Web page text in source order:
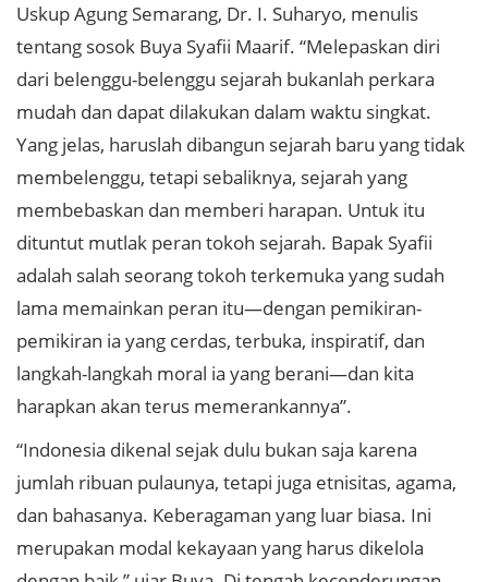
Uskup Agung Semarang, Dr. I. Suharyo, menulis
tentang sosok Buya Syafii Maarif. “Melepaskan diri
dari belenggu-belenggu sejarah bukanlah perkara
mudah dan dapat dilakukan dalam waktu singkat.
Yang jelas, haruslah dibangun sejarah baru yang tidak
membelenggu, tetapi sebaliknya, sejarah yang
membebaskan dan memberi harapan. Untuk itu
dituntut mutlak peran tokoh sejarah. Bapak Syafii
adalah salah seorang tokoh terkemuka yang sudah
lama memainkan peran itu—dengan pemikiran-
pemikiran ia yang cerdas, terbuka, inspiratif, dan
langkah-langkah moral ia yang berani—dan kita
harapkan akan terus memerankannya”.
“Indonesia dikenal sejak dulu bukan saja karena
jumlah ribuan pulaunya, tetapi juga etnisitas, agama,
dan bahasanya. Keberagaman yang luar biasa. Ini
merupakan modal kekayaan yang harus dikelola